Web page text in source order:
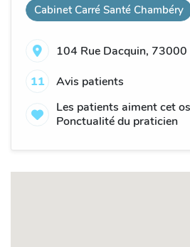
Cabinet Carré Santé Chambéry
104 Rue Dacquin, 73000
11
Avis patients
Les patients aiment cet
Ponctualité du praticien